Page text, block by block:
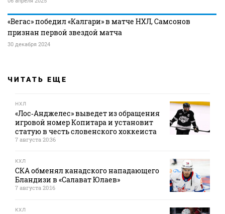
«Вегас» победил «Калгари» в матче НХЛ, Самсонов
признан первой звездой матча
30 декабря 2024
ЧИТАТЬ ЕЩЕ
НХЛ
«Лос‑Анджелес» выведет из обращения
игровой номер Копитара и установит
статую в честь словенского хоккеиста
7 августа 20:36
КХЛ
СКА обменял канадского нападающего
Бландизи в «Салават Юлаев»
7 августа 20:16
КХЛ